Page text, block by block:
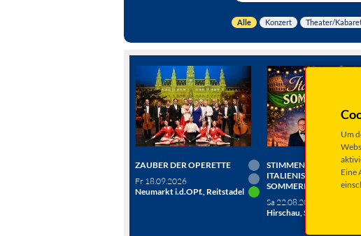
Alle Konzert Theater/
Um
Eine
ZAUBER DER OPERETTE
Fr 18.09.2026
Neumarkt i.d.OPf., Reitstadel
STIMMEN DER BERGE:
ITALIENISCHE
SOMMERNACHT
Sa 22.08.2026
Hirschau, Schlosshof